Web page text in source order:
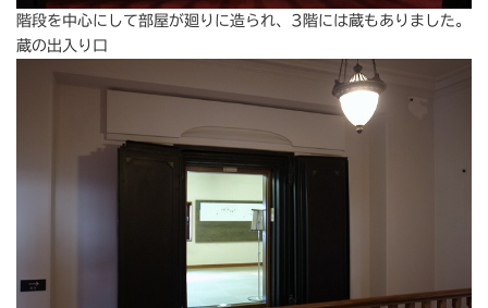
階段を中心にして部屋が廻りに造られ、3階には蔵もありました。
蔵の出入り口